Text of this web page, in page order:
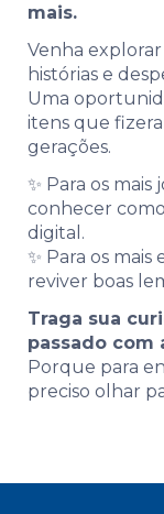
mais.
Venha
histórias e
Uma
itens que
gerações.
✨ Para os
conhecer
digital.
✨ Para os
reviver boas
Traga sua
passado com
Porque para
preciso olhar